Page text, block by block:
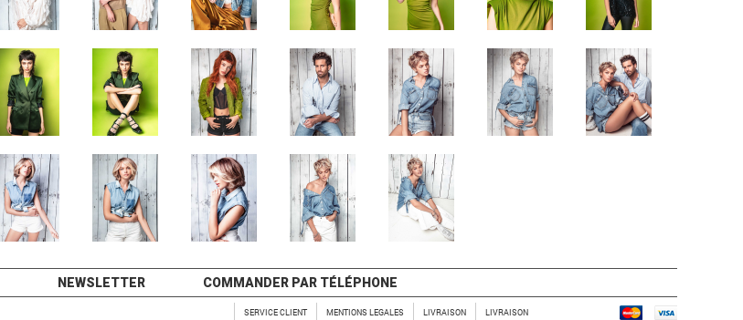
NEWSLETTER COMMANDER PAR TÉLÉPHONE
SERVICE CLIENT MENTIONS LEGALES LIVRAISON LIVRAISON